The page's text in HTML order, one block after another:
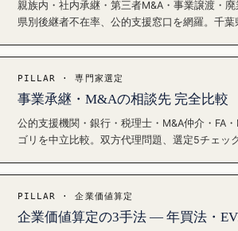
親族内・社内承継・第三者M&A・事業譲渡・
県別後継者不在率、公的支援窓口を網羅。千葉
PILLAR · 専門家選定
事業承継・M&Aの相談先 完全比較
公的支援機関・銀行・税理士・M&A仲介・FA
ゴリを中立比較。双方代理問題、選定5チェッ
PILLAR · 企業価値算定
企業価値算定の3手法 — 年買法・